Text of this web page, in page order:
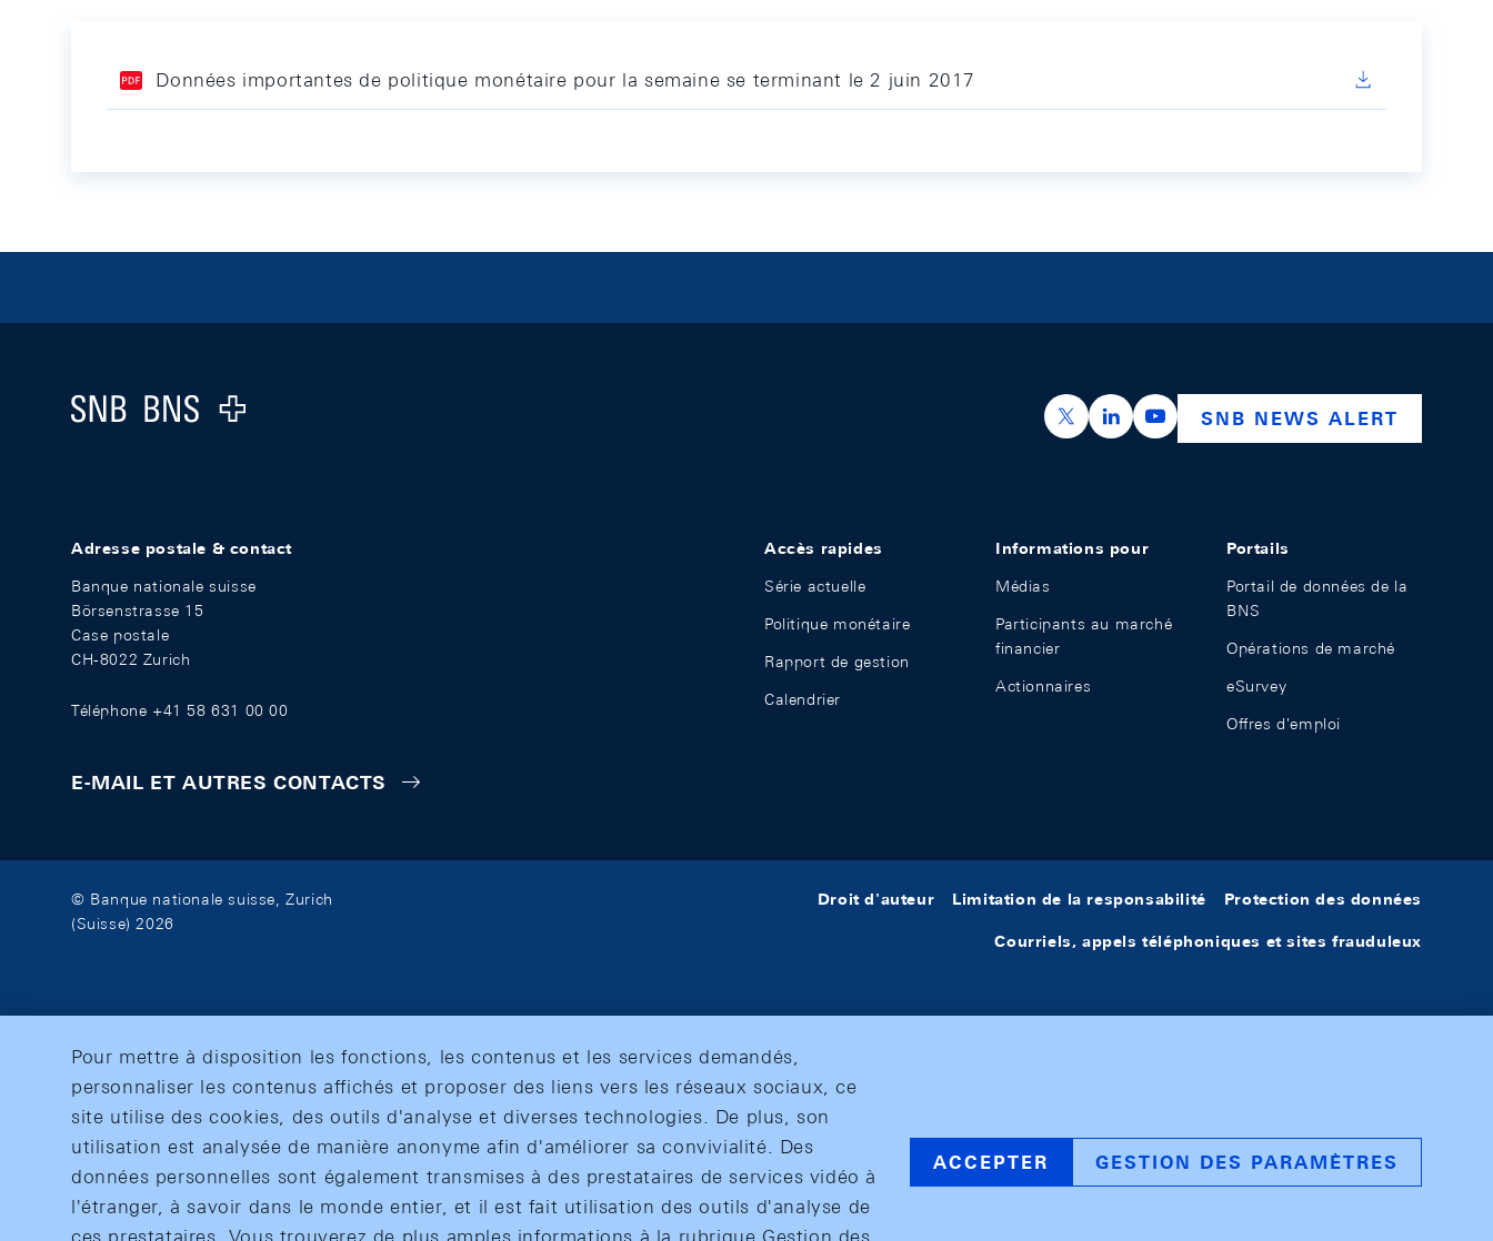
Données importantes de politique monétaire pour la semaine se terminant le 2 juin 2017
Logo
https://x.com/snb_bns
https://ch.linkedin.com/company/swiss-
https://www.youtube.com/
SNB NEWS ALERT
Adresse postale & contact
Banque nationale suisse
Börsenstrasse 15
Case postale
CH-8022 Zurich
Téléphone +41 58 631 00 00
E-MAIL ET AUTRES CONTACTS
Accès rapides
Série actuelle
Politique monétaire
Rapport de gestion
Calendrier
Informations pour
Médias
Participants au marché
financier
Actionnaires
Portails
Portail de données de la
BNS
Opérations de marché
eSurvey
Offres d'emploi
© Banque nationale suisse, Zurich
(Suisse) 2026
Droit d'auteur Limitation de la responsabilité Protection des données
Courriels, appels téléphoniques et sites frauduleux
Pour mettre à disposition les fonctions, les contenus et les services demandés,
personnaliser les contenus affichés et proposer des liens vers les réseaux sociaux, ce
site utilise des cookies, des outils d'analyse et diverses technologies. De plus, son
utilisation est analysée de manière anonyme afin d'améliorer sa convivialité. Des
données personnelles sont également transmises à des prestataires de services vidéo à
l'étranger, à savoir dans le monde entier, et il est fait utilisation des outils d'analyse de
ACCEPTER GESTION DES PARAMÈTRES